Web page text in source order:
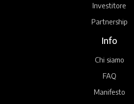
Investitore
Partnership
Info
Chi siamo
FAQ
Manifesto